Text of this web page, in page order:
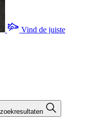
Vind de juiste